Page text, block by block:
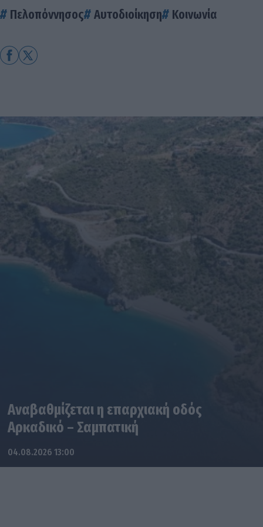
Πελοπόννησος Αυτοδιοίκηση Κοινωνία
Αναβαθμίζεται η επαρχιακή οδός
Αρκαδικό – Σαμπατική
04.08.2026 13:00